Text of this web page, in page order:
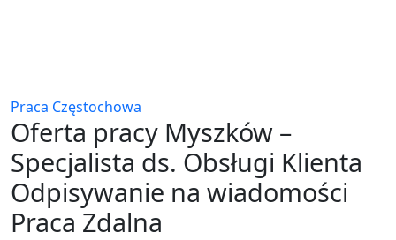
Praca Częstochowa
Oferta pracy Myszków –
Specjalista ds. Obsługi Klienta
Odpisywanie na wiadomości
Praca Zdalna